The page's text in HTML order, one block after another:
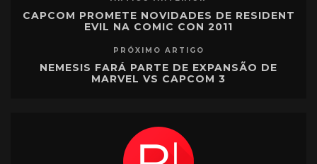
CAPCOM PROMETE NOVIDADES DE RESIDENT
EVIL NA COMIC CON 2011
PRÓXIMO ARTIGO
NEMESIS FARÁ PARTE DE EXPANSÃO DE
MARVEL VS CAPCOM 3